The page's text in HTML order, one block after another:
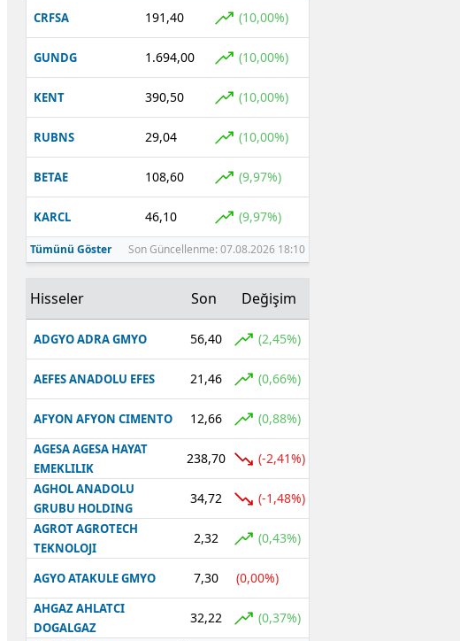
CRFSA 191,40 (10,00%)
GUNDG 1.694,00 (10,00%)
KENT 390,50 (10,00%)
RUBNS 29,04 (10,00%)
BETAE 108,60 (9,97%)
KARCL 46,10 (9,97%)
Tümünü Göster Son Güncellenme: 07.08.2026 18:10
Hisseler Son Değişim
ADGYO ADRA GMYO 56,40 (2,45%)
AEFES ANADOLU EFES 21,46 (0,66%)
AFYON AFYON CIMENTO 12,66 (0,88%)
AGESA AGESA HAYAT
EMEKLILIK
238,70 (-2,41%)
AGHOL ANADOLU
GRUBU HOLDING
34,72 (-1,48%)
AGROT AGROTECH
TEKNOLOJI
2,32 (0,43%)
AGYO ATAKULE GMYO 7,30 (0,00%)
AHGAZ AHLATCI
DOGALGAZ
32,22 (0,37%)